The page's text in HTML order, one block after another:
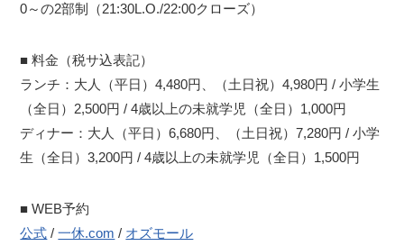
0～の2部制（21:30L.O./22:00クローズ）
■ 料金（税サ込表記）
ランチ：大人（平日）4,480円、（土日祝）4,980円 / 小学生
（全日）2,500円 / 4歳以上の未就学児（全日）1,000円
ディナー：大人（平日）6,680円、（土日祝）7,280円 / 小学
生（全日）3,200円 / 4歳以上の未就学児（全日）1,500円
■ WEB予約
公式 /一休.com / オズモール